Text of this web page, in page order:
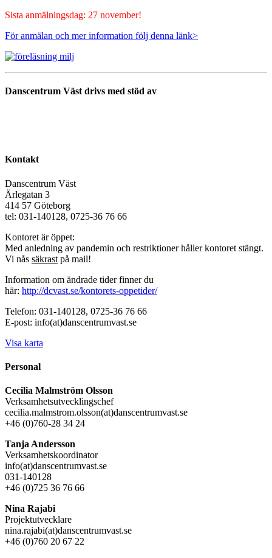
Sista anmälningsdag: 27 november!
För anmälan och mer information följ denna länk>
Danscentrum Väst drivs med stöd av
Kontakt
Danscentrum Väst
Ärlegatan 3
414 57 Göteborg
tel: 031-140128, 0725-36 76 66
Kontoret är öppet:
Med anledning av pandemin och restriktioner håller kontoret stängt.
Vi nås säkrast på mail!
Information om ändrade tider finner du
här: http://dcvast.se/kontorets-oppetider/
Telefon: 031-140128, 0725-36 76 66
E-post: info(at)danscentrumvast.se
Visa karta
Personal
Cecilia Malmström Olsson
Verksamhetsutvecklingschef
cecilia.malmstrom.olsson(at)danscentrumvast.se
+46 (0)760-28 34 24
Tanja Andersson
Verksamhetskoordinator
info(at)danscentrumvast.se
031-140128
+46 (0)725 36 76 66
Nina Rajabi
Projektutvecklare
nina.rajabi(at)danscentrumvast.se
+46 (0)760 20 67 22